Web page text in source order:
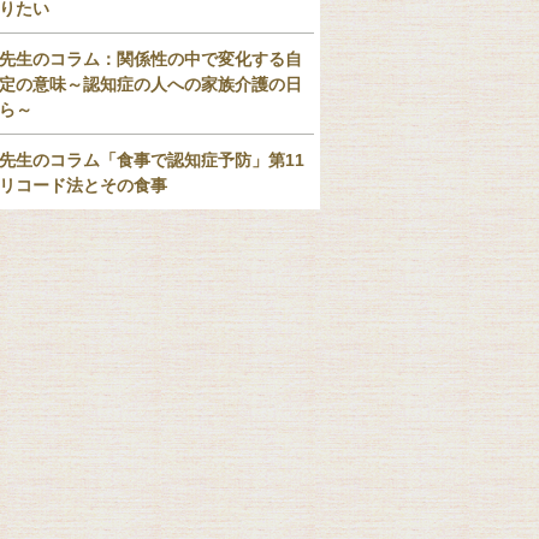
たい
生のコラム：関係性の中で変化する自
の意味～認知症の人への家族介護の日
～
生のコラム「食事で認知症予防」第11
コード法とその食事